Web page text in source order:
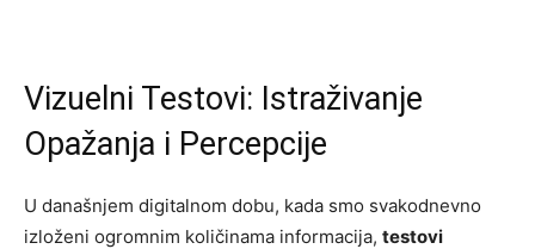
Vizuelni Testovi: Istraživanje
Opažanja i Percepcije
U današnjem digitalnom dobu, kada smo svakodnevno
izloženi ogromnim količinama informacija, testovi